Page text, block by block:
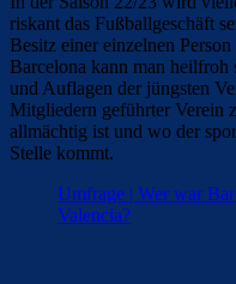
riskant das Fußballgeschäft
Besitz einer einzelnen
Barcelona kann man heilfroh
und Auflagen der jüngsten
Mitgliedern geführter Verein
allmächtig ist und wo der
Stelle kommt.
Umfrage | Wer war
Valencia?